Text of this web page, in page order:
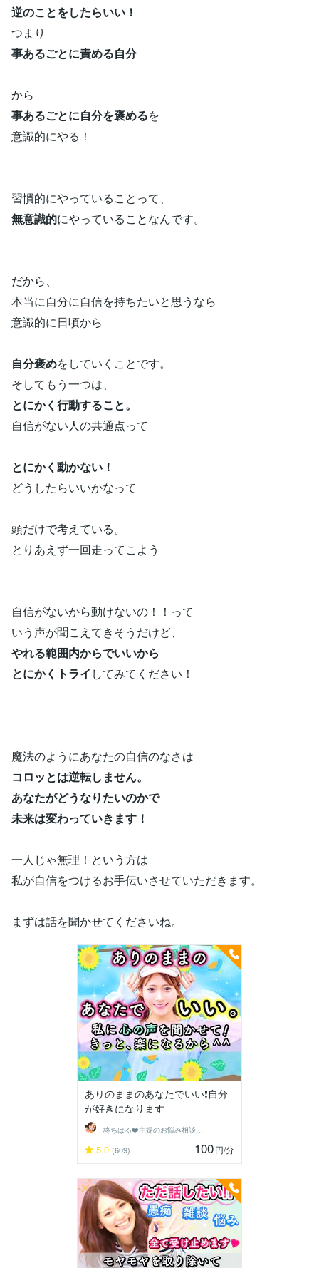
逆のことをしたらいい！
つまり
事あるごとに責める自分
から
事あるごとに自分を褒めるを
意識的にやる！
習慣的にやっていることって、
無意識的にやっていることなんです。
だから、
本当に自分に自信を持ちたいと思うなら
意識的に日頃から
自分褒めをしていくことです。
そしてもう一つは、
とにかく行動すること。
自信がない人の共通点って
とにかく動かない！
どうしたらいいかなって
頭だけで考えている。
とりあえず一回走ってこよう
自信がないから動けないの！！って
いう声が聞こえてきそうだけど、
やれる範囲内からでいいから
とにかくトライ してみてください！
魔法のようにあなたの自信のなさは
コロッとは逆転しません。
あなたがどうなりたいのかで
未来は変わっていきます！
一人じゃ無理！という方は
私が自信をつけるお手伝いさせていただきます。
まずは話を聞かせてくださいね。
ありのままのあなたでいい❗️自分
が好きになります
柊ちはる❤️主婦のお悩み相談Room❤️
5.0 (609) 100円/分